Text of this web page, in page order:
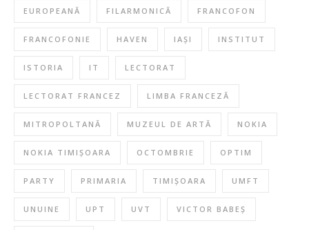
EUROPEANĂ FILARMONICĂ FRANCOFON
FRANCOFONIE HAVEN IAȘI INSTITUT
ISTORIA IT LECTORAT
LECTORAT FRANCEZ LIMBA FRANCEZĂ
MITROPOLTANĂ MUZEUL DE ARTĂ NOKIA
NOKIA TIMIȘOARA OCTOMBRIE OPTIM
PARTY PRIMARIA TIMIȘOARA UMFT
UNUINE UPT UVT VICTOR BABEȘ